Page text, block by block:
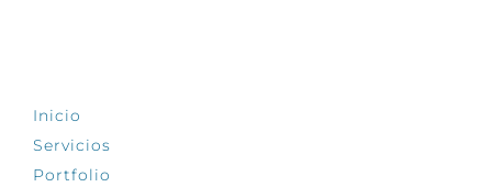
Inicio
Servicios
Portfolio